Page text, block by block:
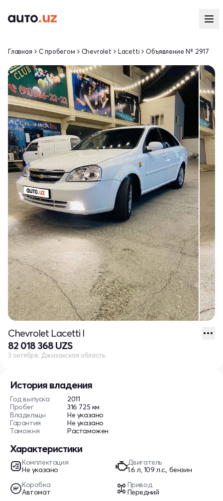
История владения
Год выпуска
2011
Пробег
316 725 км
Владельцы
Не указано
Гарантия
Не указано
Таможня
Растаможен
Характеристики
Комплектация
Не указано
Двигатель
1.6 л, 109 л.с., бензин
Коробка
Автомат
Привод
Передний
Главная С пробегом Chevrolet Lacetti Объявление № 2917
Chevrolet Lacetti I
82 018 368 UZS
3 октября, Джизакская область